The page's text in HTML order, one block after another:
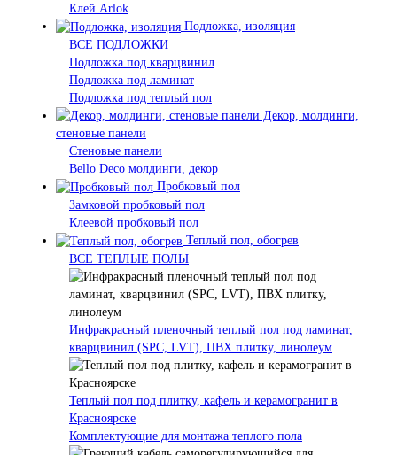
Клей Arlok
Подложка, изоляция
ВСЕ ПОДЛОЖКИ
Подложка под кварцвинил
Подложка под ламинат
Подложка под теплый пол
Декор, молдинги,
стеновые панели
Стеновые панели
Bello Deco молдинги, декор
Пробковый пол
Замковой пробковый пол
Клеевой пробковый пол
Теплый пол, обогрев
ВСЕ ТЕПЛЫЕ ПОЛЫ
Инфракрасный пленочный теплый пол под ламинат,
кварцвинил (SPC, LVT), ПВХ плитку, линолеум
Теплый пол под плитку, кафель и керамогранит в
Красноярске
Комплектующие для монтажа теплого пола